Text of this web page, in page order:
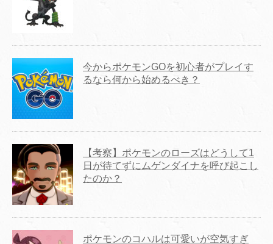
今からポケモンGOを初心者がプレイす
るなら何から始めるべき？
【考察】ポケモンのローズはどうして1
日が待てずにムゲンダイナを呼び起こし
たのか？
ポケモンのコハルは可愛いが空気すぎ